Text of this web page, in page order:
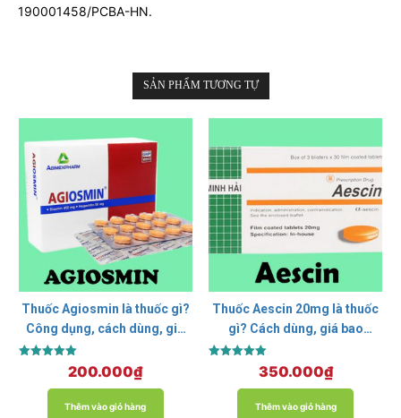
190001458/PCBA-HN.
SẢN PHẨM TƯƠNG TỰ
Thuốc Agiosmin là thuốc gì?
Công dụng, cách dùng, giá
Được xếp
5.00
200.000₫
Thêm vào giỏ hàng
Thuốc Aescin 20mg là thuốc
gì? Cách dùng, giá bao
Được xếp
5.00
350.000₫
Thêm vào giỏ hàng